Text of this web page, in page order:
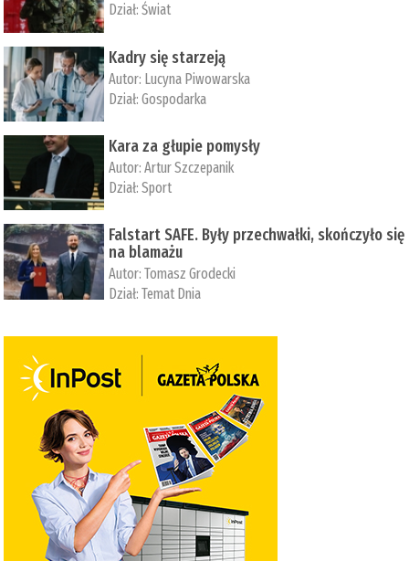
Dział:Świat
Kadry się starzeją
Autor: Lucyna Piwowarska
Dział:Gospodarka
Kara za głupie pomysły
Autor:Artur Szczepanik
Dział:Sport
Falstart SAFE. Były przechwałki, skończyło się
na blamażu
Autor:Tomasz Grodecki
Dział:Temat Dnia